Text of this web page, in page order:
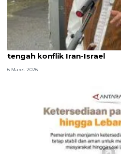
Pramono pastikan stok
tengah konflik Iran-Israel
6 Maret 2026